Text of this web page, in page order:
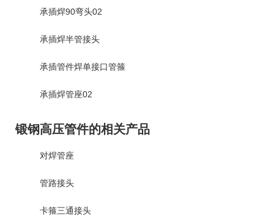
承插焊90弯头02
承插焊半管接头
承插管件焊单接口管箍
承插焊管座02
锻钢高压管件的相关产品
对焊管座
管路接头
卡箍三通接头